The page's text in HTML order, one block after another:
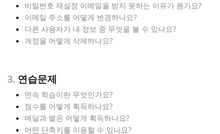
Русский
Svenska
Türkçe
Українська
비밀번호 재설정 이메일을 받지 못하는 이유가 뭔가요?
이메일 주소를 어떻게 변경하나요?
다른 사용자가 내 정보 중 무엇을 볼 수 있나요?
계정을 어떻게 삭제하나요?
3. 연습문제
연속 학습이란 무엇인가요?
점수를 어떻게 획득하나요?
메달과 별은 어떻게 획득하나요?
어떤 단축키를 이용할 수 있나요?